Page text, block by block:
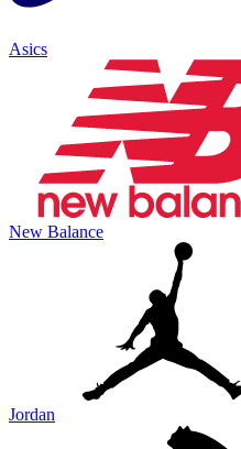
Asics
New Balance
Jordan